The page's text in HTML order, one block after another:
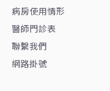
病房使用情形
醫師門診表
聯繫我們
網路掛號